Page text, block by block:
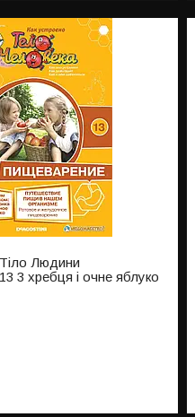
Людини
3 хребця і очне яблуко